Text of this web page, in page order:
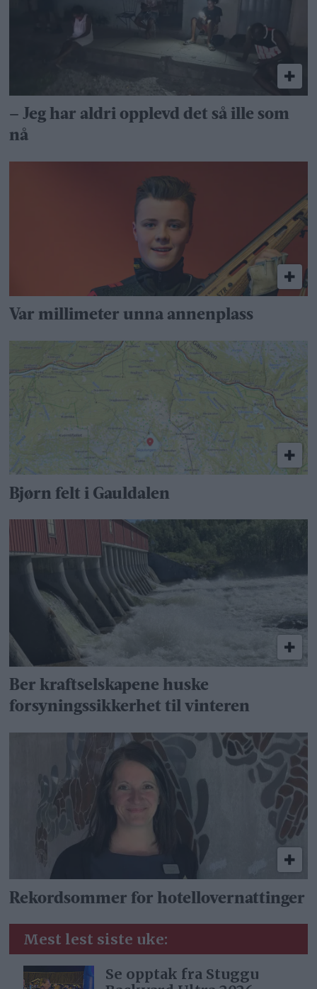
– Jeg har aldri opplevd det så ille som
nå
Var millimeter unna annenplass
Bjørn felt i Gauldalen
Ber kraftselskapene huske
forsyningssikkerhet til vinteren
Rekordsommer for hotellovernattinger
Mest lest siste uke:
Se opptak fra Stuggu